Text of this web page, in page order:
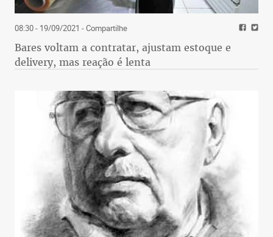
08:30 - 19/09/2021 - Compartilhe
Bares voltam a contratar, ajustam estoque e
delivery, mas reação é lenta